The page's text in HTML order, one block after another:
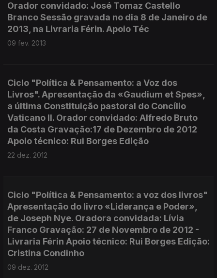
Orador convidado: José Tomaz Castello
Branco Sessão gravada no dia 8 de Janeiro de
2013, na Livraria Férin. Apoio Téc
09 fev. 2013
Ciclo "Política & Pensamento: a Voz dos
Livros". Apresentação da «Gaudium et Spes»,
a última Constituição pastoral do Concílio
Vaticano II. Orador convidado: Alfredo Bruto
da Costa Gravação:17 de Dezembro de 2012
Apoio técnico: Rui Borges Edição
22 dez. 2012
Ciclo "Política & Pensamento: a voz dos livros"
Apresentação do livro «Liderança e Poder»,
de Joseph Nye. Oradora convidada: Lívia
Franco Gravação: 27 de Novembro de 2012 -
Livraria Férin Apoio técnico: Rui Borges Edição:
Cristina Condinho
09 dez. 2012